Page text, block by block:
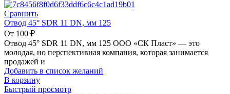
Сравнить
Отвод 45° SDR 11 DN, мм 125
От 100 ₽
Отвод 45° SDR 11 DN, мм 125 ООО «СК Пласт» — это
молодая, но перспективная компания, которая занимается
продажей и
Добавить в список желаний
В корзину
Быстрый просмотр